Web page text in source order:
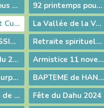
Connaissez-vous Medjugorje ?
92 printemps pour Simone !
Jubilé du Saint Curé d'Ars dans ma Paroisse
La Vallée de la Valserine fête Noël
REPAS PAROISSIAL 2024
Retraite spirituelle en silence au foyer de Charité de la Flatière
PELERINADE du 27 octobre 2024
Armistice 11 novembre 1918
Anniversaire surprise de Jean Louis
BAPTEME de HANNA
concert église de Mijoux Lajoux
Fête du Dahu 2024